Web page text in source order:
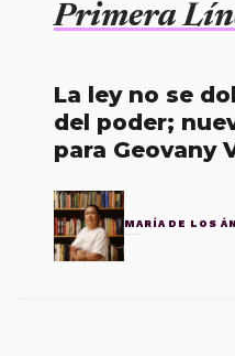
Primera
La ley no se
del poder;
para Geovany
MARÍA DE LOS